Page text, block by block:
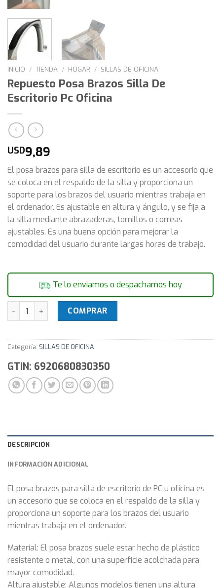
INICIO / TIENDA / HOGAR / SILLAS DE OFICINA
Repuesto Posa Brazos Silla De
Escritorio Pc Oficina
USD9,89
El posa brazos para silla de escritorio es un accesorio que
se coloca en el respaldo de la silla y proporciona un
soporte para los brazos del usuario mientras trabaja en
el ordenador. Es ajustable en altura y ángulo, y se fija a
la silla mediante abrazaderas, tornillos o correas
ajustables. Es una buena opción para mejorar la
comodidad del usuario durante largas horas de trabajo.
Te lo enviamos o despachamos hoy
Repuesto Posa Brazos Silla De Escritorio Pc Oficina
COMPRAR
Categoría: SILLAS DE OFICINA
GTIN: 6920680830350
DESCRIPCIÓN
INFORMACIÓN ADICIONAL
El posa brazos para silla de escritorio de PC u oficina es
un accesorio que se coloca en el respaldo de la silla y
proporciona un soporte para los brazos del usuario
mientras trabaja en el ordenador.
Material: El posa brazos suele estar hecho de plástico
resistente o metal, con una superficie acolchada para
mayor comodidad.
Altura ajustable: Algunos modelos tienen una altura